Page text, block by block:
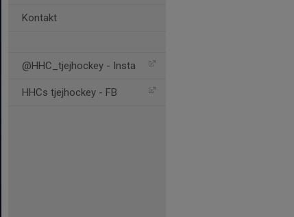
Kontakt
@HHC_tjejhockey - Insta
HHCs tjejhockey - FB